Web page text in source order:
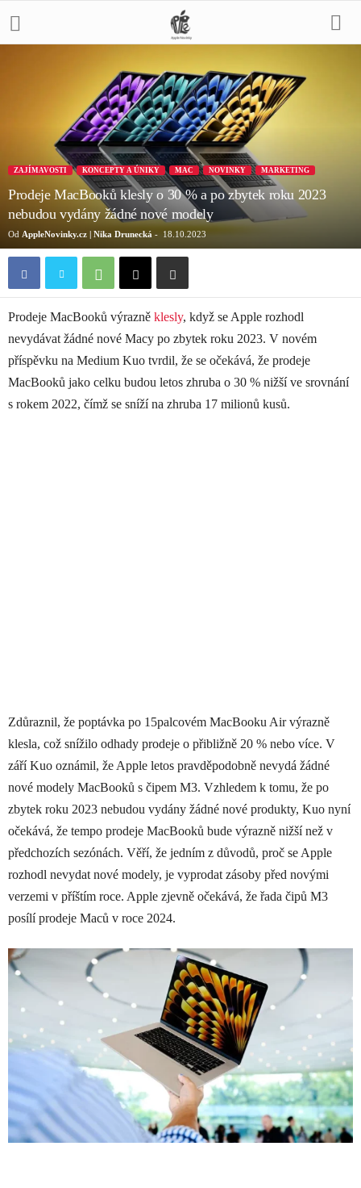
ZAJÍMAVOSTI KONCEPTY A ÚNIKY MAC NOVINKY MARKETING
Prodeje MacBooků klesly o 30 % a po zbytek roku 2023
nebudou vydány žádné nové modely
Od AppleNovinky.cz | Nika Drunecká - 18.10.2023
Prodeje MacBooků výrazně klesly, když se Apple rozhodl
nevydávat žádné nové Macy po zbytek roku 2023. V novém
příspěvku na Medium Kuo tvrdil, že se očekává, že prodeje
MacBooků jako celku budou letos zhruba o 30 % nižší ve srovnání
s rokem 2022, čímž se sníží na zhruba 17 milionů kusů.
Zdůraznil, že poptávka po 15palcovém MacBooku Air výrazně
klesla, což snížilo odhady prodeje o přibližně 20 % nebo více. V
září Kuo oznámil, že Apple letos pravděpodobně nevydá žádné
nové modely MacBooků s čipem M3. Vzhledem k tomu, že po
zbytek roku 2023 nebudou vydány žádné nové produkty, Kuo nyní
očekává, že tempo prodeje MacBooků bude výrazně nižší než v
předchozích sezónách. Věří, že jedním z důvodů, proč se Apple
rozhodl nevydat nové modely, je vyprodat zásoby před novými
verzemi v příštím roce. Apple zjevně očekává, že řada čipů M3
posílí prodeje Maců v roce 2024.